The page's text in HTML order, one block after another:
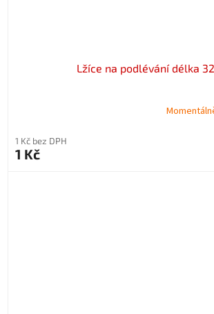
Lžíce na podlévání délka
1 Kč bez DPH
1 Kč